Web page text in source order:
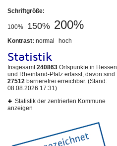
Schriftgröße:
100% 150% 200%
Kontrast: normal hoch
Statistik
Insgesamt240863 Ortspunkte in Hessen
und Rheinland-Pfalz erfasst, davon sind
27512 barrierefrei erreichbar. (Stand:
08.08.2026 17:31)
Statistik der zentrierten Kommune
anzeigen